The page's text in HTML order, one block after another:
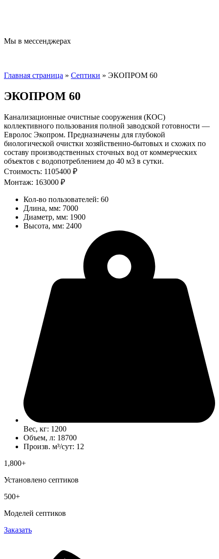
Мы в мессенджерах
Главная страница » Септики » ЭКОПРОМ 60
ЭКОПРОМ 60
Канализационные очистные сооружения (КОС)
коллективного пользования полной заводской готовности —
Евролос Экопром. Предназначены для глубокой
биологической очистки хозяйственно-бытовых и схожих по
составу производственных сточных вод от коммерческих
объектов с водопотреблением до 40 м3 в сутки.
Стоимость: 1105400 ₽
Монтаж: 163000 ₽
Кол-во пользователей: 60
Длина, мм: 7000
Диаметр, мм: 1900
Высота, мм: 2400
Вес, кг: 1200
Объем, л: 18700
Произв. м³/сут: 12
1,800+
Установлено септиков
500+
Моделей септиков
Заказать